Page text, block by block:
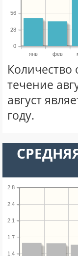
янв фев
0
28
56
Количество
течение
август
году.
1.4
1.7
2.1
2.4
2.8